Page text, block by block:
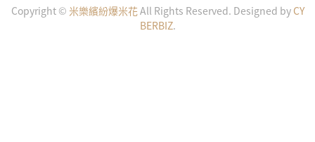
Copyright © 米樂繽紛爆米花All Rights Reserved. Designed byCY
BERBIZ.